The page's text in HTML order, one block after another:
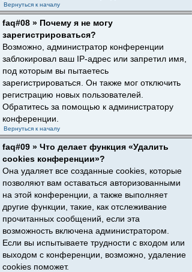
Вернуться к началу
faq#08 » Почему я не могу
зарегистрироваться?
Возможно, администратор конференции
заблокировал ваш IP-адрес или запретил имя,
под которым вы пытаетесь
зарегистрироваться. Он также мог отключить
регистрацию новых пользователей.
Обратитесь за помощью к администратору
конференции.
Вернуться к началу
faq#09 » Что делает функция «Удалить
cookies конференции»?
Она удаляет все созданные cookies, которые
позволяют вам оставаться авторизованными
на этой конференции, а также выполняет
другие функции, такие, как отслеживание
прочитанных сообщений, если эта
возможность включена администратором.
Если вы испытываете трудности с входом или
выходом с конференции, возможно, удаление
cookies поможет.